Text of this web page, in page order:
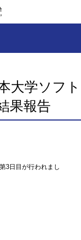
大学ソフト
果報告
3日目が行われまし